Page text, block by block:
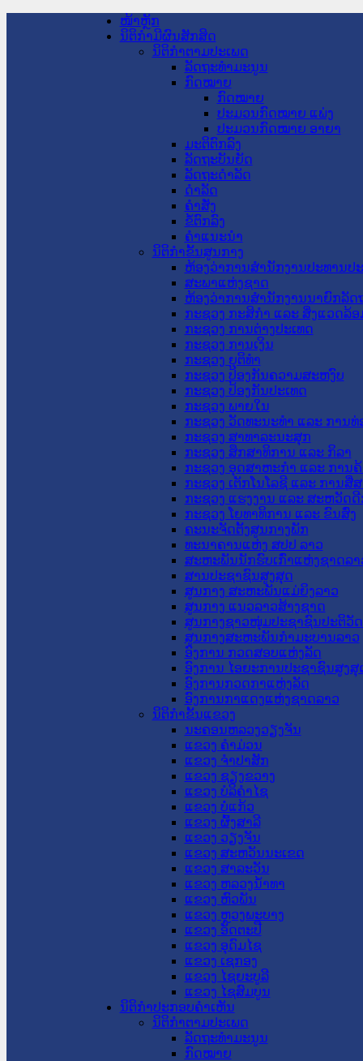
ໜ້າຫຼັກ
ນິຕິກໍາມີຜົນສັກສິດ
ນິຕິກໍາຕາມປະເພດ
ລັດຖະທໍາມະນູນ
ກົດໝາຍ
ກົດໝາຍ
ປະມວນກົດໝາຍ ແພ່ງ
ປະມວນກົດໝາຍ ອາຍາ
ມະຕິຕົກລົງ
ລັດຖະບັນຍັດ
ລັດຖະດໍາລັດ
ດໍາລັດ
ຄໍາສັ່ງ
ຂໍ້ຕົກລົງ
ຄໍາແນະນໍາ
ນິຕິກໍາຂັ້ນສູນກາງ
ຫ້ອງວ່າການສໍານັກງານປະທານປ
ສະພາແຫ່ງຊາດ
ຫ້ອງວ່າການສຳນັກງານນາຍົກລັດ
ກະຊວງ ກະສິກຳ ແລະ ສິ່ງແວດລ້ອ
ກະຊວງ ການຕ່າງປະເທດ
ກະຊວງ ການເງິນ
ກະຊວງ ຍຸຕິທໍາ
ກະຊວງ ປ້ອງກັນຄວາມສະຫງົບ
ກະຊວງ ປ້ອງກັນປະເທດ
ກະຊວງ ພາຍໃນ
ກະຊວງ ວັດທະນະທຳ ແລະ ການທ່
ກະຊວງ ສາທາລະນະສຸກ
ກະຊວງ ສຶກສາທິການ ແລະ ກິລາ
ກະຊວງ ອຸດສາຫະກຳ ແລະ ການຄ້
ກະຊວງ ເຕັກໂນໂລຊີ ແລະ ການສື່
ກະຊວງ ແຮງງານ ແລະ ສະຫວັດ
ກະຊວງ ໂຍທາທິການ ແລະ ຂົນສົ່ງ
ຄະນະຈັດຕັ້ງສູນກາງພັກ
ທະນາຄານແຫ່ງ ສປປ ລາວ
ສະຫະພັນນັກຮົບເກົ່າແຫ່ງຊາດລາ
ສານປະຊາຊົນສູງສຸດ
ສູນກາງ ສະຫະພັນແມ່ຍິງລາວ
ສູນກາງ ແນວລາວສ້າງຊາດ
ສູນກາງຊາວໜຸ່ມປະຊາຊົນປະຕິວັ
ສູນກາງສະຫະພັນກຳມະບານລາວ
ອົງການ ກວດສອບແຫ່ງລັດ
ອົງການ ໄອຍະການປະຊາຊົນສູງສຸ
ອົງການກວດກາແຫ່ງລັດ
ອົງການກາແດງແຫ່ງຊາດລາວ
ນິຕິກໍາຂັ້ນແຂວງ
ນະ​ຄອນ​ຫລວງວຽງຈັນ
ແຂວງ ຄໍາມ່ວນ
ແຂວງ ຈໍາປາສັກ
ແຂວງ ຊຽງຂວາງ
ແຂວງ ບໍລິຄໍາໄຊ
ແຂວງ ບໍ່ແກ້ວ
ແຂວງ ຜົ້ງສາລີ
ແຂວງ ວຽງຈັນ
ແຂວງ ສະຫວັນນະເຂດ
ແຂວງ ສາລະວັນ
ແຂວງ ຫລວງນໍ້າທາ
ແຂວງ ຫົວພັນ
ແຂວງ ຫຼວງພະບາງ
ແຂວງ ອັດຕະປື
ແຂວງ ອຸດົມໄຊ
ແຂວງ ເຊກອງ
ແຂວງ ໄຊຍະບູລີ
ແຂວງ ໄຊສົມບູນ
ນິຕິກໍາປະກອບຄໍາເຫັນ
ນິຕິກໍາຕາມປະເພດ
ລັດຖະທໍາມະນູນ
ກົດໝາຍ